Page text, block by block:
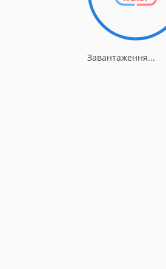
Завантаження...